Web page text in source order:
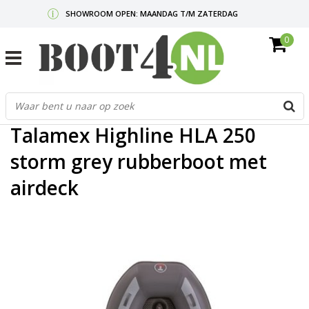
SHOWROOM OPEN: MAANDAG T/M ZATERDAG
GRATIS VERZENDING V.A. €50,-
MAIL ONSOF BEL: 0712340567
0
Home/Talamex Highline HLA 250 storm grey rubberboot met airdeck
Talamex Highline HLA 250
storm grey rubberboot met
airdeck